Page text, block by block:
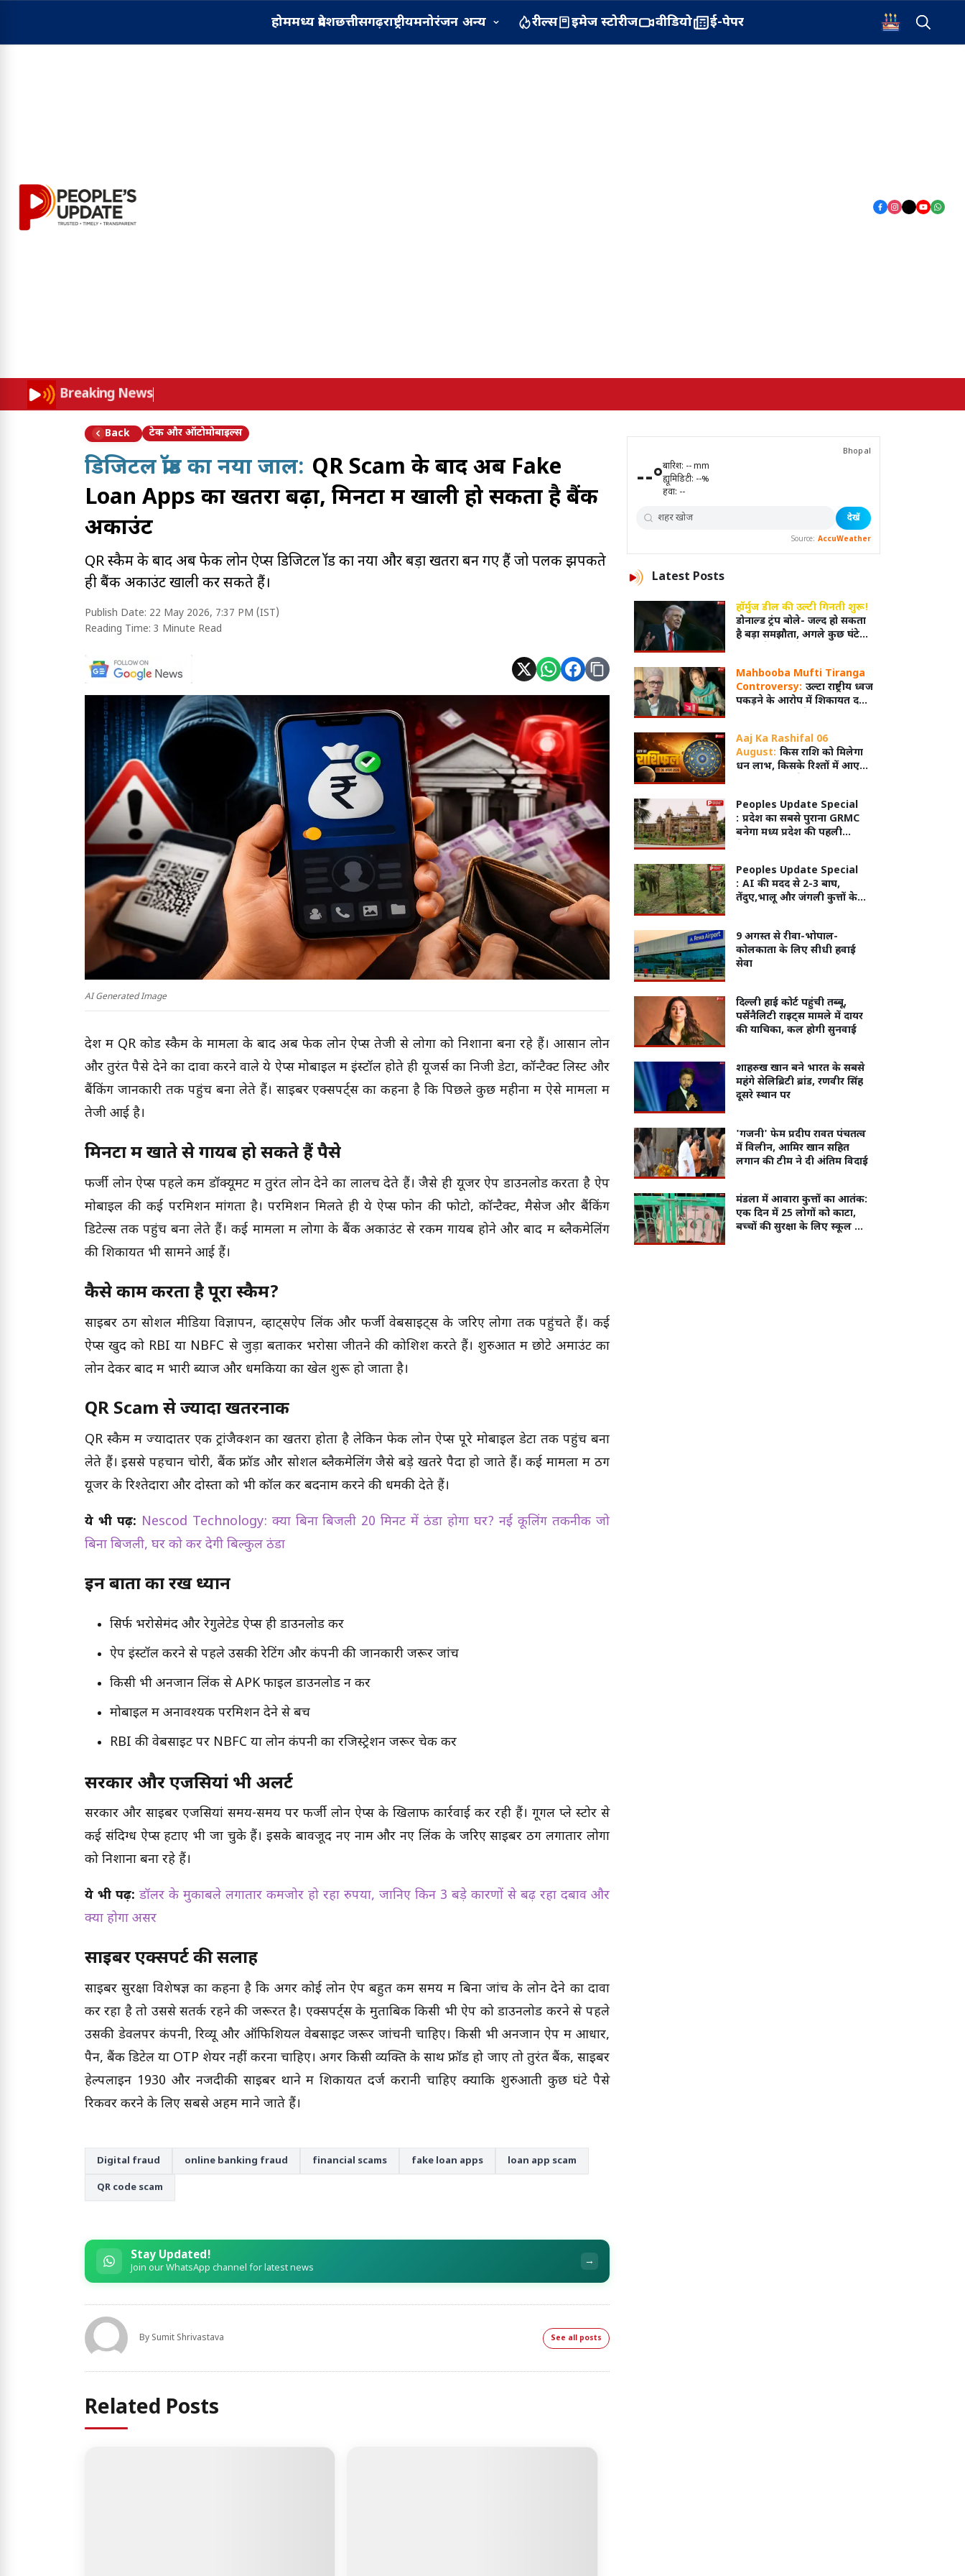
होममध्य प्रदेशछत्तीसगढ़राष्ट्रीयमनोरंजन अन्य रील्स इमेज स्टोरीज वीडियो ई-पेपर
Breaking News
Back टेक और ऑटोमोबाइल्स
डिजिटल फ्रॉड का नया जाल: QR Scam के बाद अब Fake
Loan Apps का खतरा बढ़ा, मिनटों में खाली हो सकता है बैंक
अकाउंट
QR स्कैम के बाद अब फेक लोन ऐप्स डिजिटल फ्रॉड का नया और बड़ा खतरा बन गए हैं जो पलक झपकते
ही बैंक अकाउंट खाली कर सकते हैं।
Publish Date: 22 May 2026, 7:37 PM (IST)
Reading Time: 3 Minute Read
AI Generated Image
देश में QR कोड स्कैम के मामलों के बाद अब फेक लोन ऐप्स तेजी से लोगों को निशाना बना रहे हैं। आसान लोन
और तुरंत पैसे देने का दावा करने वाले ये ऐप्स मोबाइल में इंस्टॉल होते ही यूजर्स का निजी डेटा, कॉन्टैक्ट लिस्ट और
बैंकिंग जानकारी तक पहुंच बना लेते हैं। साइबर एक्सपर्ट्स का कहना है कि पिछले कुछ महीनों में ऐसे मामलों में
तेजी आई है।
मिनटों में खाते से गायब हो सकते हैं पैसे
फर्जी लोन ऐप्स पहले कम डॉक्यूमेंट में तुरंत लोन देने का लालच देते हैं। जैसे ही यूजर ऐप डाउनलोड करता है ऐप
मोबाइल की कई परमिशन मांगता है। परमिशन मिलते ही ये ऐप्स फोन की फोटो, कॉन्टैक्ट, मैसेज और बैंकिंग
डिटेल्स तक पहुंच बना लेते हैं। कई मामलों में लोगों के बैंक अकाउंट से रकम गायब होने और बाद में ब्लैकमेलिंग
की शिकायतें भी सामने आई हैं।
कैसे काम करता है पूरा स्कैम?
साइबर ठग सोशल मीडिया विज्ञापन, व्हाट्सऐप लिंक और फर्जी वेबसाइट्स के जरिए लोगों तक पहुंचते हैं। कई
ऐप्स खुद को RBI या NBFC से जुड़ा बताकर भरोसा जीतने की कोशिश करते हैं। शुरुआत में छोटे अमाउंट का
लोन देकर बाद में भारी ब्याज और धमकियों का खेल शुरू हो जाता है।
QR Scam से ज्यादा खतरनाक
QR स्कैम में ज्यादातर एक ट्रांजैक्शन का खतरा होता है लेकिन फेक लोन ऐप्स पूरे मोबाइल डेटा तक पहुंच बना
लेते हैं। इससे पहचान चोरी, बैंक फ्रॉड और सोशल ब्लैकमेलिंग जैसे बड़े खतरे पैदा हो जाते हैं। कई मामलों में ठग
यूजर के रिश्तेदारों और दोस्तों को भी कॉल कर बदनाम करने की धमकी देते हैं।
ये भी पढ़ें: Nescod Technology: क्या बिना बिजली 20 मिनट में ठंडा होगा घर? नई कूलिंग तकनीक जो
बिना बिजली, घर को कर देगी बिल्कुल ठंडा
इन बातों का रखें ध्यान
सिर्फ भरोसेमंद और रेगुलेटेड ऐप्स ही डाउनलोड करें
ऐप इंस्टॉल करने से पहले उसकी रेटिंग और कंपनी की जानकारी जरूर जांचें
किसी भी अनजान लिंक से APK फाइल डाउनलोड न करें
मोबाइल में अनावश्यक परमिशन देने से बचें
RBI की वेबसाइट पर NBFC या लोन कंपनी का रजिस्ट्रेशन जरूर चेक करें
सरकार और एजेंसियां भी अलर्ट
सरकार और साइबर एजेंसियां समय-समय पर फर्जी लोन ऐप्स के खिलाफ कार्रवाई कर रही हैं। गूगल प्ले स्टोर से
कई संदिग्ध ऐप्स हटाए भी जा चुके हैं। इसके बावजूद नए नाम और नए लिंक के जरिए साइबर ठग लगातार लोगों
को निशाना बना रहे हैं।
ये भी पढ़ें: डॉलर के मुकाबले लगातार कमजोर हो रहा रुपया, जानिए किन 3 बड़े कारणों से बढ़ रहा दबाव और
क्या होगा असर
साइबर एक्सपर्ट की सलाह
साइबर सुरक्षा विशेषज्ञ का कहना है कि अगर कोई लोन ऐप बहुत कम समय में बिना जांच के लोन देने का दावा
कर रहा है तो उससे सतर्क रहने की जरूरत है। एक्सपर्ट्स के मुताबिक किसी भी ऐप को डाउनलोड करने से पहले
उसकी डेवलपर कंपनी, रिव्यू और ऑफिशियल वेबसाइट जरूर जांचनी चाहिए। किसी भी अनजान ऐप में आधार,
पैन, बैंक डिटेल या OTP शेयर नहीं करना चाहिए। अगर किसी व्यक्ति के साथ फ्रॉड हो जाए तो तुरंत बैंक, साइबर
हेल्पलाइन 1930 और नजदीकी साइबर थाने में शिकायत दर्ज करानी चाहिए क्योंकि शुरुआती कुछ घंटे पैसे
रिकवर करने के लिए सबसे अहम माने जाते हैं।
Digital fraud online banking fraud financial scams fake loan apps loan app scam
QR code scam
Stay Updated!
Join our WhatsApp channel for latest news →
By Sumit Shrivastava See all posts
Related Posts
Bhopal
--°बारिश: --mm
ह्यूमिडिटी: --%
हवा: --
देखें
Source: AccuWeather
Latest Posts
हॉर्मुज डील की उल्टी गिनती शुरू!
डोनाल्ड ट्रंप बोले- जल्द हो सकता
है बड़ा समझौता, अगले कुछ घंटे
Mahbooba Mufti Tiranga
Controversy: उल्टा राष्ट्रीय ध्वज
पकड़ने के आरोप में शिकायत दर्ज,
Aaj Ka Rashifal 06
August: किस राशि को मिलेगा
धन लाभ, किसके रिश्तों में आएगी
Peoples Update Special
: प्रदेश का सबसे पुराना GRMC
बनेगा मध्य प्रदेश की पहली
Peoples Update Special
: AI की मदद से 2-3 बाघ,
तेंदुए,भालू और जंगली कुत्तों के
9 अगस्त से रीवा-भोपाल-
कोलकाता के लिए सीधी हवाई
सेवा
दिल्ली हाई कोर्ट पहुंची तब्बू,
पर्सेनैलिटी राइट्स मामले में दायर
की याचिका, कल होगी सुनवाई
शाहरुख खान बने भारत के सबसे
महंगे सेलिब्रिटी ब्रांड, रणवीर सिंह
दूसरे स्थान पर
'गजनी' फेम प्रदीप रावत पंचतत्व
में विलीन, आमिर खान सहित
लगान की टीम ने दी अंतिम विदाई
मंडला में आवारा कुत्तों का आतंक:
एक दिन में 25 लोगों को काटा,
बच्चों की सुरक्षा के लिए स्कूल और